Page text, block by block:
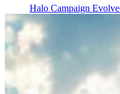
Halo Campaign